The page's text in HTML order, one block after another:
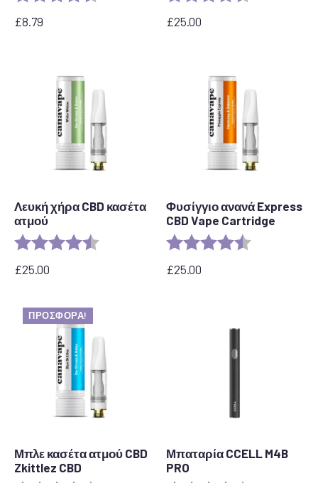
£8.79 £25.00
Λευκή χήρα CBD κασέτα
ατμού
Αξιολόγηση: 4,6 από 5 αστέρια
£25.00
Φυσίγγιο ανανά Express
CBD Vape Cartridge
Αξιολόγηση:
£25.00
ΠΡΟΣΦΟΡΆ!
Μπλε κασέτα ατμού CBD
Zkittlez CBD
Μπαταρία CCELL M4B
PRO